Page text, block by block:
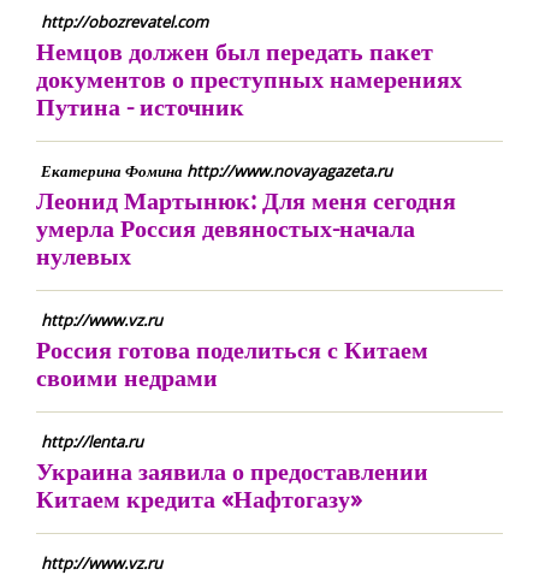
http://obozrevatel.com
Немцов должен был передать пакет
документов о преступных намерениях
Путина - источник
Екатерина Фомина http://www.novayagazeta.ru
Леонид Мартынюк: Для меня сегодня
умерла Россия девяностых-начала
нулевых
http://www.vz.ru
Россия готова поделиться с Китаем
своими недрами
http://lenta.ru
Украина заявила о предоставлении
Китаем кредита «Нафтогазу»
http://www.vz.ru